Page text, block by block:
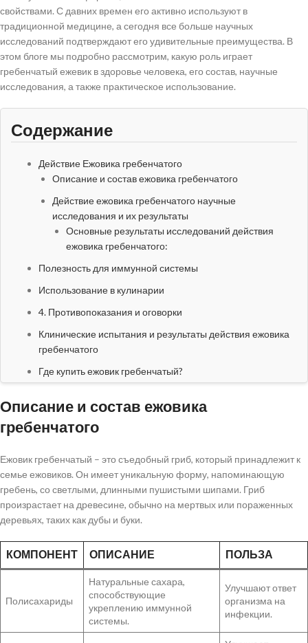
свойствами. С давних времен его активно используют в
традиционной медицине, а сегодня все больше научных
исследований подтверждают его удивительные преимущества. В
этом блоге мы подробно рассмотрим, какую роль играет
гребенчатый ежевик в здоровье человека, его состав, научные
исследования, а также практическое использование.
Содержание
Действие Ежовика гребенчатого
Описание и состав ежовика гребенчатого
Действие ежовика гребенчатого научные
исследования и их результаты
Основные результаты исследований действия
ежовика гребенчатого:
Полезность для иммунной системы
Использование в кулинарии
4. Противопоказания и оговорки
Клинические испытания и результаты действия ежовика
гребенчатого
Где купить ежовик гребенчатый?
гребенчатого
Описание и состав ежовика
гребенчатого
Ежовик гребенчатый – это съедобный гриб, который принадлежит к
семье ежовиков. Он имеет уникальную форму, напоминающую
гребень, со светлыми, длинными пушистыми шипами. Гриб
произрастает на древесине, обычно на мертвых или пораженных
деревьях, таких как дубы и буки.
КОМПОНЕНТ ОПИСАНИЕ ПОЛЬЗА
Полисахариды
Натуральные сахара,
способствующие
укреплению иммунной
системы.
Улучшают ответ
организма на
инфекции.